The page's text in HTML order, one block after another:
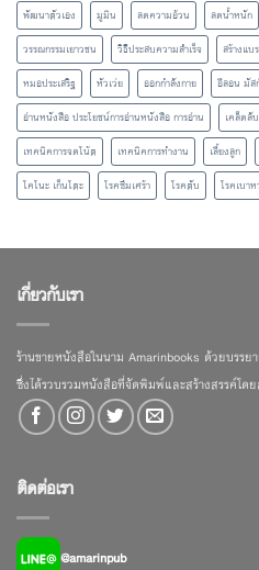
พัฒนาตัวเอง
มูมิน ลดความอ้วน ลดน้ำหนัก
วรรณกรรมเยาวชน
วิธีประสบความสำเร็จ สร้างแบ
หมอประเสริฐ
หัวเว่ย ออกกำลังกาย อีลอน มัส
อ่านหนังสือ ประโยชน์การอ่านหนังสือ การอ่าน
เคล็ดลั
เทคนิคการจดโน้ต
เทคนิคการทำงาน เลี้ยงลูก
โคโนะ เก็นโตะ
โรคซึมเศร้า โรคตับ โรคเบา
เกี่ยวกับเรา
ร้านขายหนังสือในนาม Amarinbooks ด้วยบรร
ซึ่งได้รวบรวมหนังสือที่จัดพิมพ์และสร้างสรรค์โด
ติดต่อเรา
@amarinpub